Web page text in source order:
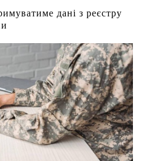
дані з реєстру